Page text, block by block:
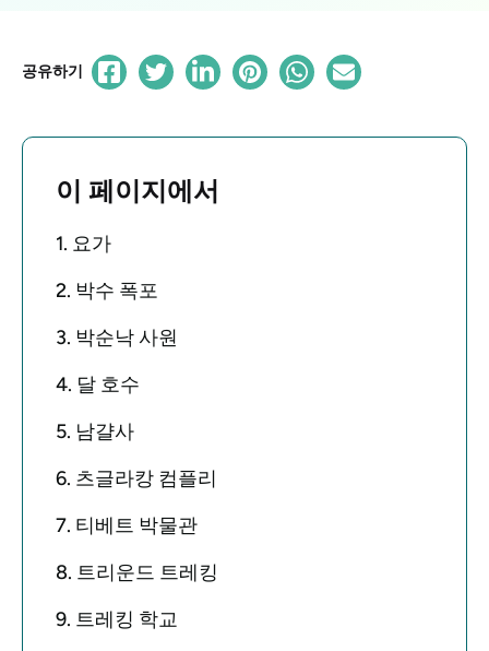
공유하기
이 페이지에서
1. 요가
2. 박수 폭포
3. 박순낙 사원
4. 달 호수
5. 남걀사
6. 츠글라캉 컴플리
7. 티베트 박물관
8. 트리운드 트레킹
9. 트레킹 학교